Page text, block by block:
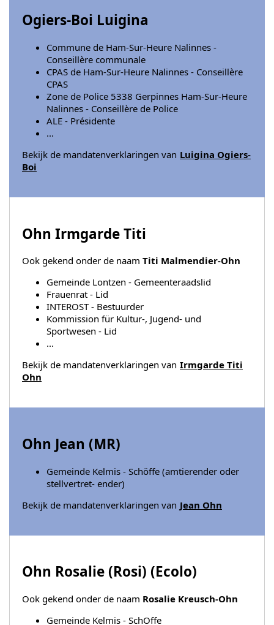
Ogiers-Boi Luigina
Commune de Ham-Sur-Heure Nalinnes -
Conseillère communale
CPAS de Ham-Sur-Heure Nalinnes - Conseillère
CPAS
Zone de Police 5338 Gerpinnes Ham-Sur-Heure
Nalinnes - Conseillère de Police
ALE - Présidente
...
Bekijk de mandatenverklaringen van Luigina Ogiers-
Boi
Ohn Irmgarde Titi
Ook gekend onder de naam Titi Malmendier-Ohn
Gemeinde Lontzen - Gemeenteraadslid
Frauenrat - Lid
INTEROST - Bestuurder
Kommission für Kultur-, Jugend- und
Sportwesen - Lid
...
Bekijk de mandatenverklaringen van Irmgarde Titi
Ohn
Ohn Jean (MR)
Gemeinde Kelmis - Schöffe (amtierender oder
stellvertret- ender)
Bekijk de mandatenverklaringen van Jean Ohn
Ohn Rosalie (Rosi) (Ecolo)
Ook gekend onder de naam Rosalie Kreusch-Ohn
Gemeinde Kelmis - SchOffe